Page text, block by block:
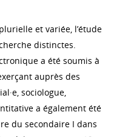
et variée, l’étude
distinctes.
a été soumis à
auprès des
sociologue,
a également été
du secondaire I dans